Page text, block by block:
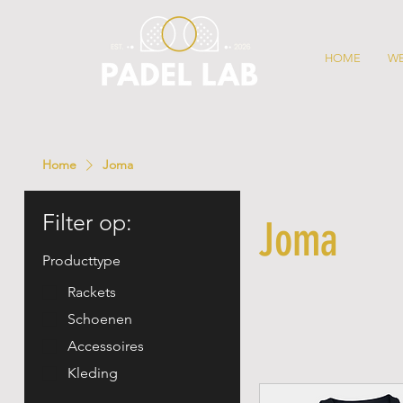
HOME
Home Joma
Filter op:
Producttype
Rackets
Schoenen
Accessoires
Kleding
Joma